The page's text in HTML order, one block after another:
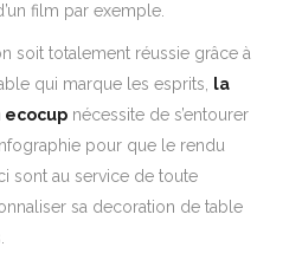
film par exemple.
soit totalement réussie grâce à
qui marque les esprits,
la
ecocup nécessite de s’entourer
pour que le rendu
sont au service de toute
sa decoration de table